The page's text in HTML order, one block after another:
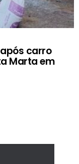
carro
Marta em